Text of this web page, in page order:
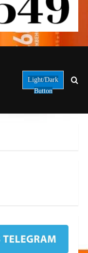
Light/Dark
Button